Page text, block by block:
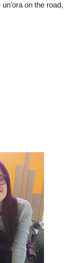
on the road,